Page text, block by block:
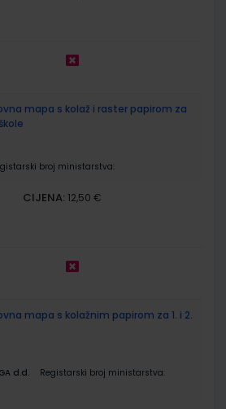
mapa s kolaž i raster papirom za
broj ministarstva:
CIJENA: 12,50 €
mapa s kolažnim papirom za 1. i 2.
d.d.
Registarski broj ministarstva: